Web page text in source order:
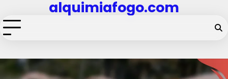
to
content
alquimiafogo.com